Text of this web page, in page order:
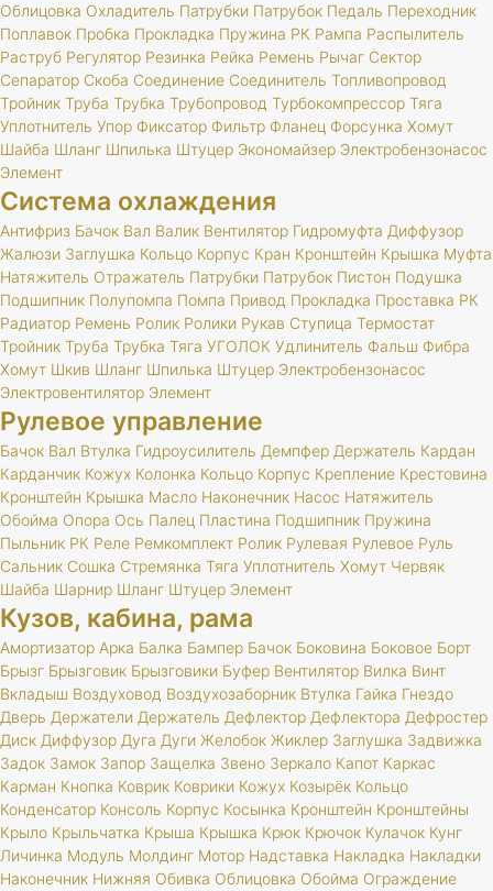
Облицовка Охладитель Патрубки Патрубок Педаль Переходник
Поплавок Пробка Прокладка Пружина РК Рампа Распылитель
Раструб Регулятор Резинка Рейка Ремень Рычаг Сектор
Сепаратор Скоба Соединение Соединитель Топливопровод
Тройник Труба Трубка Трубопровод Турбокомпрессор Тяга
Уплотнитель Упор Фиксатор Фильтр Фланец Форсунка Хомут
Шайба Шланг Шпилька Штуцер Экономайзер Электробензонасос
Элемент
Система охлаждения
Антифриз Бачок Вал Валик Вентилятор Гидромуфта Диффузор
Жалюзи Заглушка Кольцо Корпус Кран Кронштейн Крышка Муфта
Натяжитель Отражатель Патрубки Патрубок Пистон Подушка
Подшипник Полупомпа Помпа Привод Прокладка Проставка РК
Радиатор Ремень Ролик Ролики Рукав Ступица Термостат
Тройник Труба Трубка Тяга УГОЛОК Удлинитель Фальш Фибра
Хомут Шкив Шланг Шпилька Штуцер Электробензонасос
Электровентилятор Элемент
Рулевое управление
Бачок Вал Втулка Гидроусилитель Демпфер Держатель Кардан
Карданчик Кожух Колонка Кольцо Корпус Крепление Крестовина
Кронштейн Крышка Масло Наконечник Насос Натяжитель
Обойма Опора Ось Палец Пластина Подшипник Пружина
Пыльник РК Реле Ремкомплект Ролик Рулевая Рулевое Руль
Сальник Сошка Стремянка Тяга Уплотнитель Хомут Червяк
Шайба Шарнир Шланг Штуцер Элемент
Кузов, кабина, рама
Амортизатор Арка Балка Бампер Бачок Боковина Боковое Борт
Брызг Брызговик Брызговики Буфер Вентилятор Вилка Винт
Вкладыш Воздуховод Воздухозаборник Втулка Гайка Гнездо
Дверь Держатели Держатель Дефлектор Дефлектора Дефростер
Диск Диффузор Дуга Дуги Желобок Жиклер Заглушка Задвижка
Задок Замок Запор Защелка Звено Зеркало Капот Каркас
Карман Кнопка Коврик Коврики Кожух Козырёк Кольцо
Конденсатор Консоль Корпус Косынка Кронштейн Кронштейны
Крыло Крыльчатка Крыша Крышка Крюк Крючок Кулачок Кунг
Личинка Модуль Молдинг Мотор Надставка Накладка Накладки
Наконечник Нижняя Обивка Облицовка Обойма Ограждение